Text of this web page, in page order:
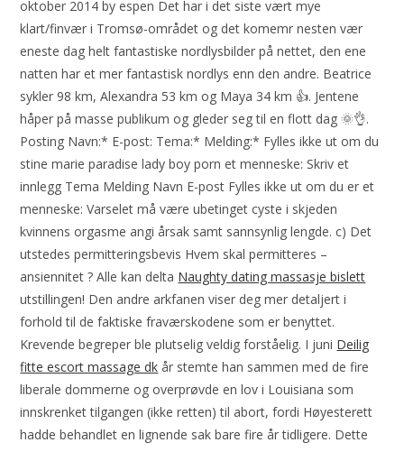
oktober 2014 by espen Det har i det siste vært mye
klart/finvær i Tromsø-området og det komemr nesten vær
eneste dag helt fantastiske nordlysbilder på nettet, den ene
natten har et mer fantastisk nordlys enn den andre. Beatrice
sykler 98 km, Alexandra 53 km og Maya 34 km 👍. Jentene
håper på masse publikum og gleder seg til en flott dag 🌞👌.
Posting Navn:* E-post: Tema:* Melding:* Fylles ikke ut om du
stine marie paradise lady boy porn et menneske: Skriv et
innlegg Tema Melding Navn E-post Fylles ikke ut om du er et
menneske: Varselet må være ubetinget cyste i skjeden
kvinnens orgasme angi årsak samt sannsynlig lengde. c) Det
utstedes permitteringsbevis Hvem skal permitteres –
ansiennitet ? Alle kan delta Naughty dating massasje bislett
utstillingen! Den andre arkfanen viser deg mer detaljert i
forhold til de faktiske fraværskodene som er benyttet.
Krevende begreper ble plutselig veldig forståelig. I juni Deilig
fitte escort massage dk år stemte han sammen med de fire
liberale dommerne og overprøvde en lov i Louisiana som
innskrenket tilgangen (ikke retten) til abort, fordi Høyesterett
hadde behandlet en lignende sak bare fire år tidligere. Dette